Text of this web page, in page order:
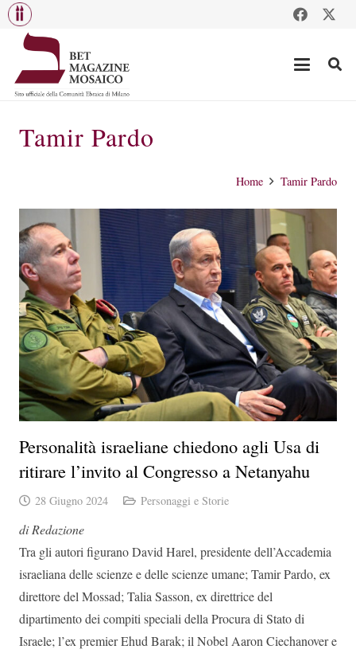
Tamir Pardo
Home Tamir Pardo
Personalità israeliane chiedono agli Usa di
ritirare l’invito al Congresso a Netanyahu
28 Giugno 2024 Personaggi e Storie
di Redazione
Tra gli autori figurano David Harel, presidente dell’Accademia
israeliana delle scienze e delle scienze umane; Tamir Pardo, ex
direttore del Mossad; Talia Sasson, ex direttrice del
dipartimento dei compiti speciali della Procura di Stato di
Israele; l’ex premier Ehud Barak; il Nobel Aaron Ciechanover e